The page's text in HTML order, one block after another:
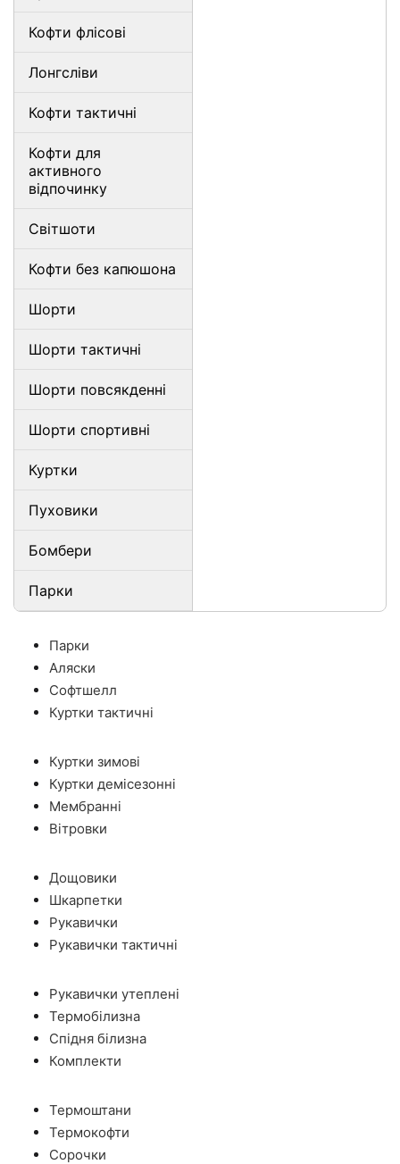
Кофти флісові
Лонгсліви
Кофти тактичні
Кофти для
активного
відпочинку
Світшоти
Кофти без капюшона
Шорти
Шорти тактичні
Шорти повсякденні
Шорти спортивні
Куртки
Пуховики
Бомбери
Парки
Парки
Аляски
Софтшелл
Куртки тактичні
Куртки зимові
Куртки демісезонні
Мембранні
Вітровки
Дощовики
Шкарпетки
Рукавички
Рукавички тактичні
Рукавички утеплені
Термобілизна
Спідня білизна
Комплекти
Термоштани
Термокофти
Сорочки